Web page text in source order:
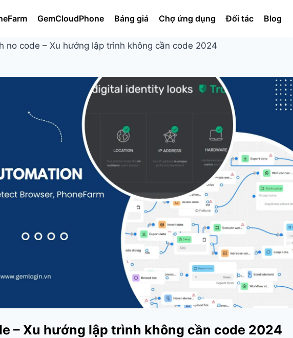
GemCloudPhone Bảng giá Chợ ứng dụng Đối tác Blog
no code – Xu hướng lập trình không cần code 2024
– Xu hướng lập trình không cần code 2024